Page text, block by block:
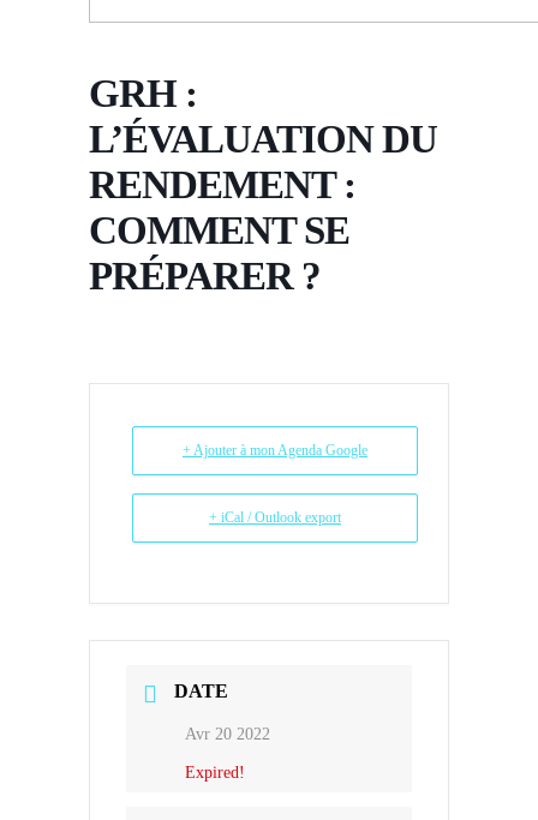
GRH :
L’ÉVALUATION DU
RENDEMENT :
COMMENT SE
PRÉPARER ?
+ Ajouter à mon Agenda Google
+ iCal / Outlook export
DATE
Avr 20 2022
Expired!